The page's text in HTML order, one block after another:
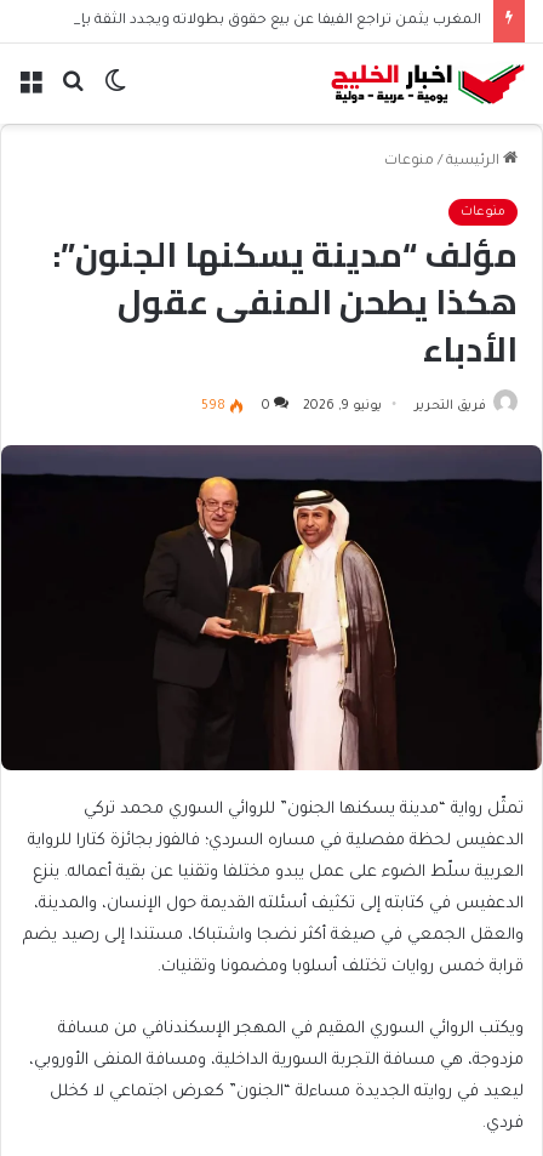
بحث الوضع
الرئيسية / منوعات
منوعات
مؤلف “مدينة يسكنها الجنون”:
هكذا يطحن المنفى عقول
الأدباء
فريق التحرير يونيو 9, 2026 0
598
تمثّل رواية “مدينة يسكنها الجنون” للروائي السوري محمد تركي
الدعفيس لحظة مفصلية في مساره السردي؛ فالفوز بجائزة كتارا للرواية
العربية سلّط الضوء على عمل يبدو مختلفا وتقنيا عن بقية أعماله. ينزع
الدعفيس في كتابته إلى تكثيف أسئلته القديمة حول الإنسان، والمدينة،
والعقل الجمعي في صيغة أكثر نضجا واشتباكا، مستندا إلى رصيد يضم
قرابة خمس روايات تختلف أسلوبا ومضمونا وتقنيات.
ويكتب الروائي السوري المقيم في المهجر الإسكندنافي من مسافة
مزدوجة، هي مسافة التجربة السورية الداخلية، ومسافة المنفى الأوروبي،
ليعيد في روايته الجديدة مساءلة “الجنون” كعرض اجتماعي لا كخلل
فردي.